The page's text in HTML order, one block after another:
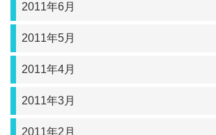
2011年6月
2011年5月
2011年4月
2011年3月
2011年2月